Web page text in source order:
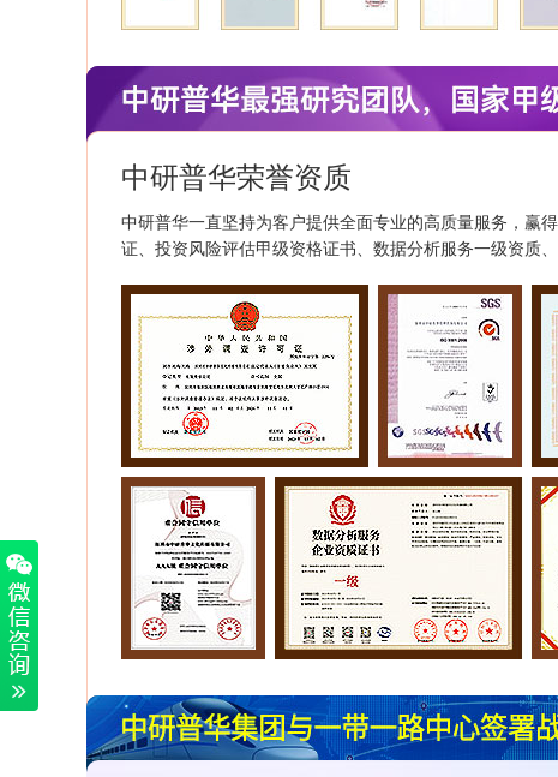
中研普华荣誉资质
中研普华一直坚持为客户提供全面专业的高质量服务，赢
证、投资风险评估甲级资格证书、数据分析服务一级资质